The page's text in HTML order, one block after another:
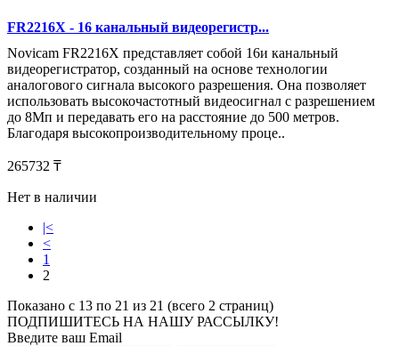
FR2216X - 16 канальный видеорегистр...
Novicam FR2216X представляет собой 16и канальный
видеорегистратор, созданный на основе технологии
аналогового сигнала высокого разрешения. Она позволяет
использовать высокочастотный видеосигнал с разрешением
до 8Мп и передавать его на расстояние до 500 метров.
Благодаря высокопроизводительному проце..
265732 ₸
Нет в наличии
|<
<
1
2
Показано с 13 по 21 из 21 (всего 2 страниц)
ПОДПИШИТЕСЬ НА НАШУ РАССЫЛКУ!
Введите ваш Email